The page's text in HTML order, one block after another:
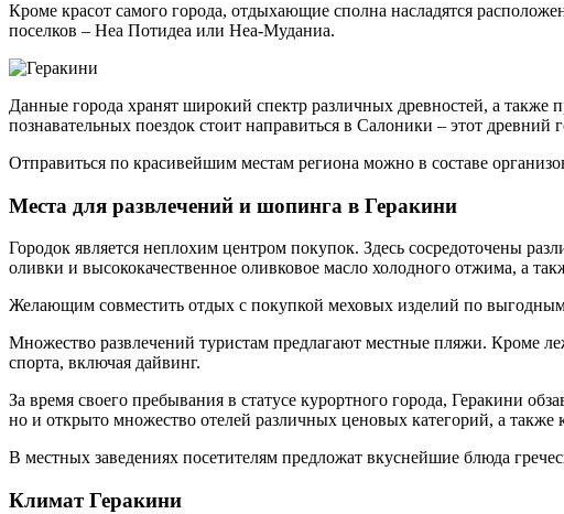
Кроме красот самого города, отдыхающие сполна насладятся
поселков – Неа Потидеа или Неа-Муданиа.
Данные города хранят широкий спектр различных древностей, а
познавательных поездок стоит направиться в Салоники – этот
Отправиться по красивейшим местам региона можно в составе
Места для развлечений и шопинга в Геракини
Городок является неплохим центром покупок. Здесь сосредоточены
оливки и высококачественное оливковое масло холодного отжима, а
Желающим совместить отдых с покупкой меховых изделий по
Множество развлечений туристам предлагают местные пляжи. Кроме
спорта, включая дайвинг.
За время своего пребывания в статусе курортного города, Геракини
но и открыто множество отелей различных ценовых категорий, а также
В местных заведениях посетителям предложат вкуснейшие блюда
Климат Геракини